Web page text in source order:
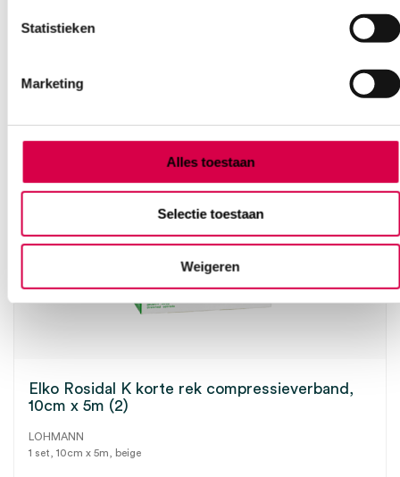
Statistieken
Marketing
Alles toestaan
Selectie toestaan
Weigeren
Ook interessant
Elko Rosidal K korte rek compressieverband,
10cm x 5m (2)
LOHMANN
1 set, 10cm x 5m, beige